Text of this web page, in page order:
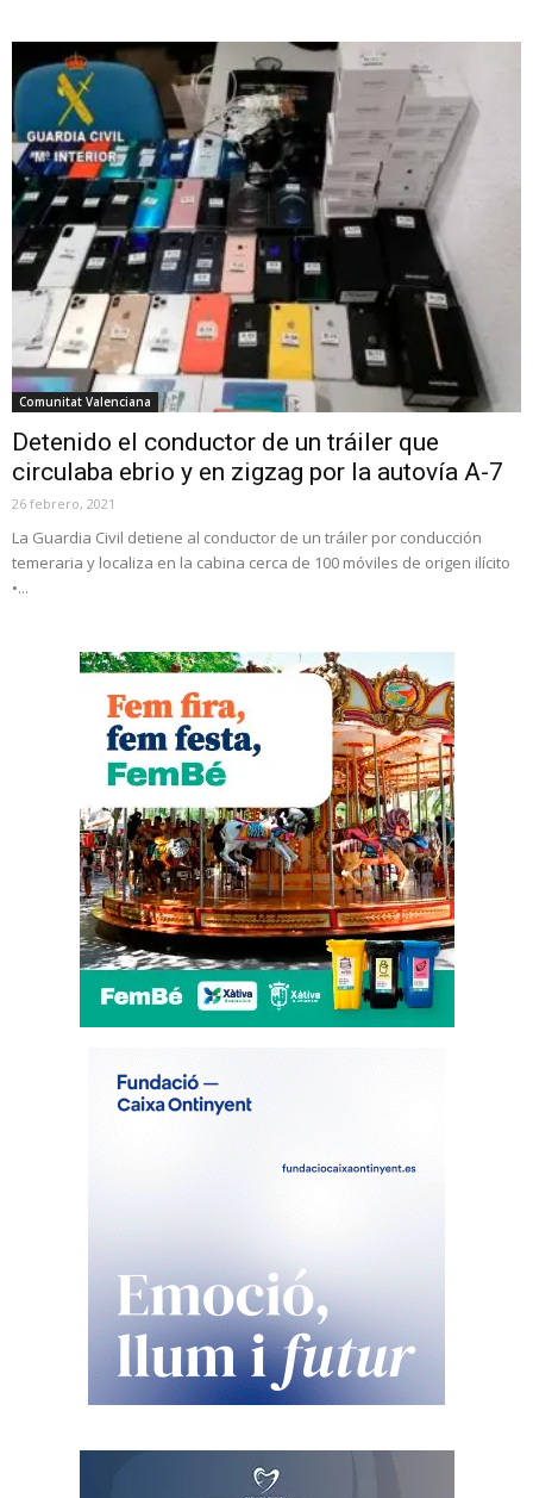
Comunitat Valenciana
Detenido el conductor de un tráiler que
circulaba ebrio y en zigzag por la autovía A-7
26 febrero, 2021
La Guardia Civil detiene al conductor de un tráiler por conducción
temeraria y localiza en la cabina cerca de 100 móviles de origen ilícito
•...